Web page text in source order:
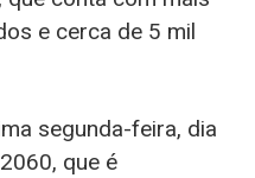
e cerca de 5 mil
segunda-feira, dia
que é